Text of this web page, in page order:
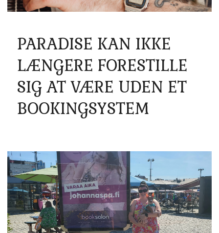
PARADISE KAN IKKE
LÆNGERE FORESTILLE
SIG AT VÆRE UDEN ET
BOOKINGSYSTEM